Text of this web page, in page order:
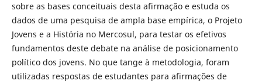
sobre as bases conceituais desta afirmação e estuda os
dados de uma pesquisa de ampla base empírica, o Projeto
Jovens e a História no Mercosul, para testar os efetivos
fundamentos deste debate na análise de posicionamento
político dos jovens. No que tange à metodologia, foram
utilizadas respostas de estudantes para afirmações de